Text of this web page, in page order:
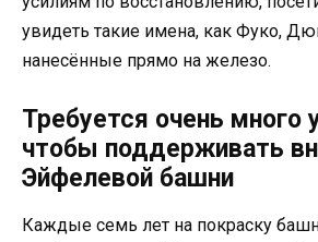
увидеть такие имена, как Фуко,
нанесённые прямо на железо.
Требуется очень много
чтобы поддерживать
Эйфелевой башни
Каждые семь лет на покраску